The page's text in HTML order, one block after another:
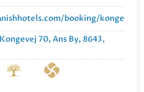
booking/
70, Ans By, 8643,